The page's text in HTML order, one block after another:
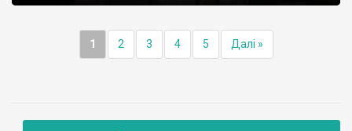
1 2 3 4 5 Далі »